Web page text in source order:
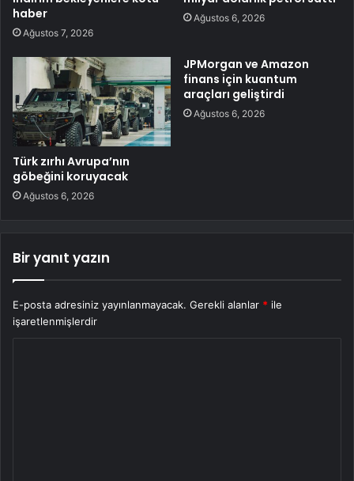
haber
Ağustos 7, 2026
Ağustos 6, 2026
Türk zırhı Avrupa’nın
göbeğini koruyacak
Ağustos 6, 2026
JPMorgan ve Amazon
finans için kuantum
araçları geliştirdi
Ağustos 6, 2026
Bir yanıt yazın
E-posta adresiniz yayınlanmayacak. Gerekli alanlar * ile
işaretlenmişlerdir